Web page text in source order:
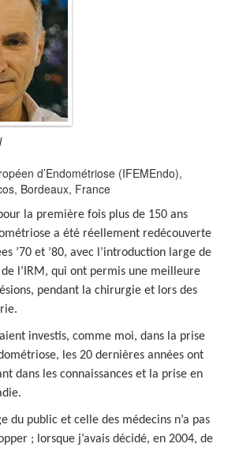
d’Endométriose (IFEMEndo),
Bordeaux, France
la première fois plus de 150 ans
a été réellement redécouverte
’70 et ’80, avec l’introduction large de
l’IRM, qui ont permis une meilleure
pendant la chirurgie et lors des
investis, comme moi, dans la prise
les 20 dernières années ont
dans les connaissances et la prise en
du public et celle des médecins n’a pas
; lorsque j’avais décidé, en 2004, de